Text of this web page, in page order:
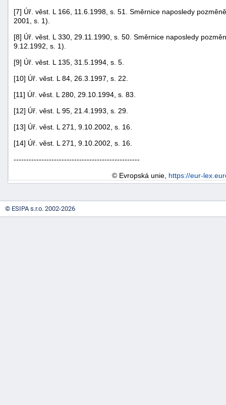
[7] Úř. věst. L 166, 11.6.1998, s. 51. Směrnice naposledy
2001, s. 1).
[8] Úř. věst. L 330, 29.11.1990, s. 50. Směrnice naposledy
9.12.1992, s. 1).
[9] Úř. věst. L 135, 31.5.1994, s. 5.
[10] Úř. věst. L 84, 26.3.1997, s. 22.
[11] Úř. věst. L 280, 29.10.1994, s. 83.
[12] Úř. věst. L 95, 21.4.1993, s. 29.
[13] Úř. věst. L 271, 9.10.2002, s. 16.
[14] Úř. věst. L 271, 9.10.2002, s. 16.
--------------------------------------------------
© Evropská unie, https://eur-
© ESIPA s.r.o. 2002-2026